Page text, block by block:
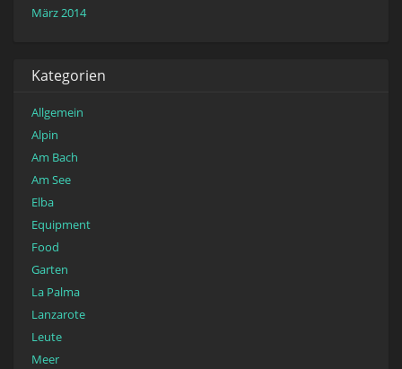
März 2014
Kategorien
Allgemein
Alpin
Am Bach
Am See
Elba
Equipment
Food
Garten
La Palma
Lanzarote
Leute
Meer